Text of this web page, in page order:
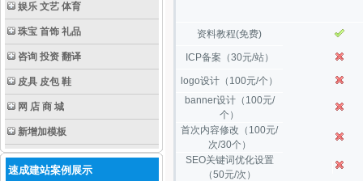
娱乐 文艺 体育
珠宝 首饰 礼品
咨询 投资 翻译
皮具 皮包 鞋
网 店 商 城
新增加模板
速成建站案例展示
资料教程(免费)
ICP备案（30元/站）
logo设计（100元/个）
banner设计（100元/
个）
首次内容修改（100元/
次/30个）
SEO关键词优化设置
（50元/次）